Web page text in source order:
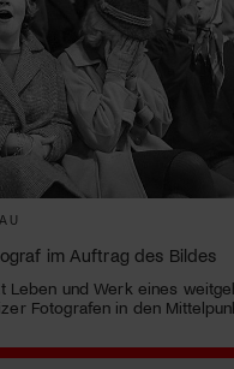
im Auftrag des Bildes
Leben und Werk eines
Fotografen in den